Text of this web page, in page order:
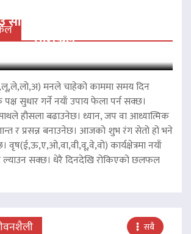
साउन २४ गते आईतवारको
राशिफल
मनले चाहेको काममा समय दिन
सुधार गर्ने नयाँ उपाय फेला पर्न सक्छ।
हौसला बढाउनेछ। ध्यान, जप वा आध्यात्मिक
र प्रसन्न बनाउनेछ। आजको शुभ रंग सेतो हो भने
कार्यक्षेत्रमा नयाँ
ल्याउन सक्छ। धेरै दिनदेखि रोकिएको छलफल
सबै